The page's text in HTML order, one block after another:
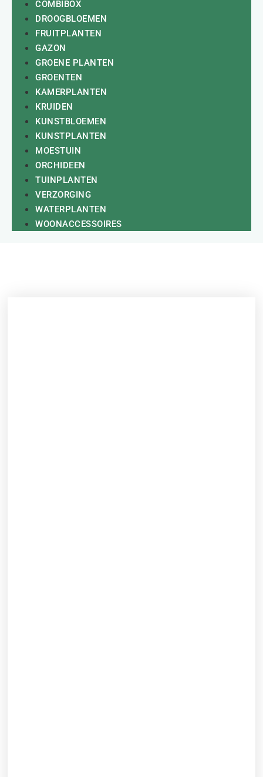
COMBIBOX
DROOGBLOEMEN
FRUITPLANTEN
GAZON
GROENE PLANTEN
GROENTEN
KAMERPLANTEN
KRUIDEN
KUNSTBLOEMEN
KUNSTPLANTEN
MOESTUIN
ORCHIDEEN
TUINPLANTEN
VERZORGING
WATERPLANTEN
WOONACCESSOIRES